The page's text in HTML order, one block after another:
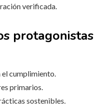
verificada.
protagonistas
cumplimiento.
primarios.
sostenibles.